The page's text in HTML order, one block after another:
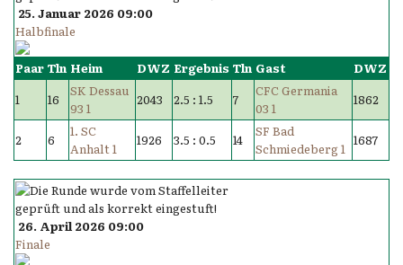
25. Januar 2026 09:00
Halbfinale
Paar Tln Heim DWZ Ergebnis Tln Gast
DWZ
1
16
SK Dessau
93 1
2043 2.5 : 1.5 7
CFC Germania
03 1
1862
2 6
1. SC
Anhalt 1
1926 3.5 : 0.5 14
SF Bad
Schmiedeberg 1
1687
26. April 2026 09:00
Finale